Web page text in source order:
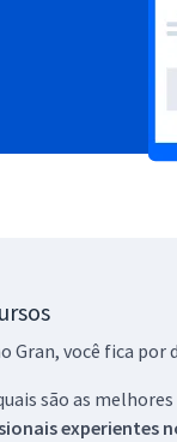
Gran, você fica
são as
experientes